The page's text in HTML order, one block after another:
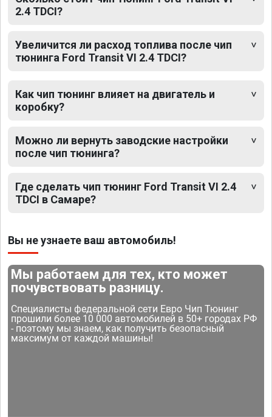
2.4 TDCI?
Увеличится ли расход топлива после чип
тюнинга Ford Transit VI 2.4 TDCI?
Как чип тюнинг влияет на двигатель и
коробку?
Можно ли вернуть заводские настройки
после чип тюнинга?
Где сделать чип тюнинг Ford Transit VI 2.4
TDCI в Самаре?
Вы не узнаете ваш автомобиль!
Мы работаем для тех, кто может
почувствовать разницу.
Специалисты федеральной сети Евро Чип Тюнинг
прошили более 10 000 автомобилей в 50+ городах РФ
- поэтому мы знаем, как получить безопасный
максимум от каждой машины!